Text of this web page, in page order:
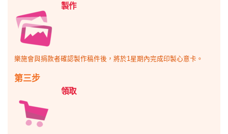
製作
樂施會與捐款者確認製作稿件後，將於1星期內完成印製心意卡。
第三步
領取